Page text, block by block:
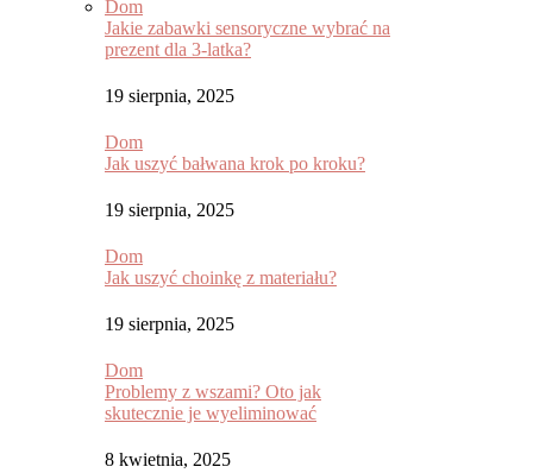
Dom
Jakie zabawki sensoryczne wybrać na
prezent dla 3-latka?
19 sierpnia, 2025
Dom
Jak uszyć bałwana krok po kroku?
19 sierpnia, 2025
Dom
Jak uszyć choinkę z materiału?
19 sierpnia, 2025
Dom
Problemy z wszami? Oto jak
skutecznie je wyeliminować
8 kwietnia, 2025